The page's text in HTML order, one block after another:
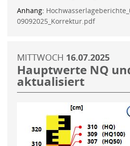
Anhang:
09092025_Korrektur.pdf
MITTWOCH 16.07.2025
Hauptwerte NQ
aktualisiert